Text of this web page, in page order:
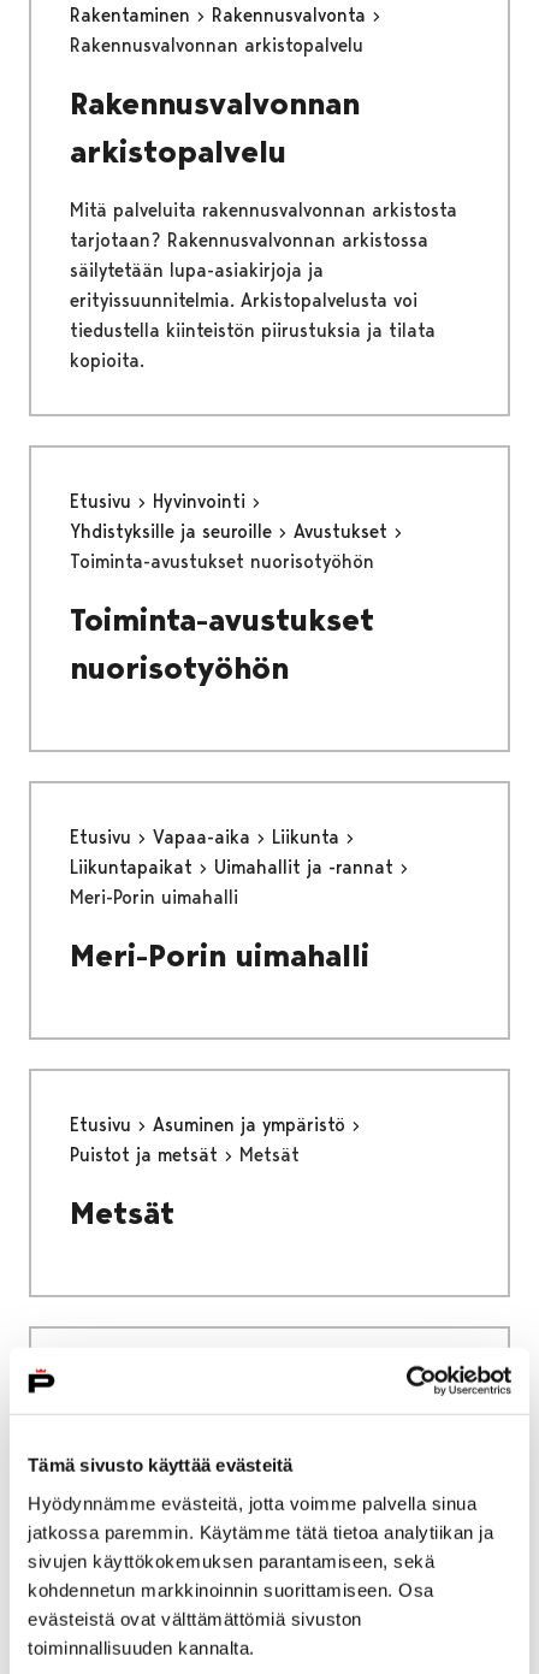
Tämä sivusto käyttää evästeitä
Hyödynnämme evästeitä, jotta voimme palvella sinua
jatkossa paremmin. Käytämme tätä tietoa analytiikan ja
sivujen käyttökokemuksen parantamiseen, sekä
kohdennetun markkinoinnin suorittamiseen. Osa
evästeistä ovat välttämättömiä sivuston
toiminnallisuuden kannalta.
Rakentaminen
Rakennusvalvonta
Rakennusvalvonnan arkistopalvelu
Rakennusvalvonnan
arkistopalvelu
Mitä palveluita rakennusvalvonnan arkistosta
tarjotaan? Rakennusvalvonnan arkistossa
säilytetään lupa-asiakirjoja ja
erityissuunnitelmia. Arkistopalvelusta voi
tiedustella kiinteistön piirustuksia ja tilata
kopioita.
Etusivu
Hyvinvointi
Yhdistyksille ja seuroille
Avustukset
Toiminta-avustukset nuorisotyöhön
Toiminta-avustukset
nuorisotyöhön
Etusivu Vapaa-aika
Liikunta
Liikuntapaikat
Uimahallit ja -rannat
Meri-Porin uimahalli
Meri-Porin uimahalli
Etusivu
Asuminen ja ympäristö
Puistot ja metsät
Metsät
Metsät
Tiäksää?-verkkolehti
Tarinoita
Kuvataiteen lukiodiplomi
ja oma kokemukseni